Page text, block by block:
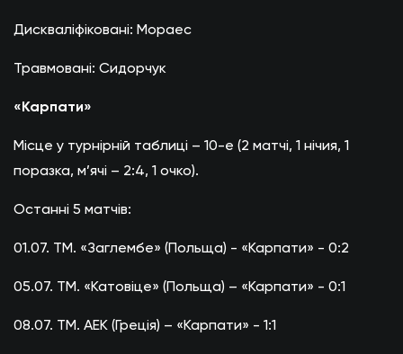
Дискваліфіковані: Мораес
Травмовані: Сидорчук
«Карпати»
Місце у турнірній таблиці – 10-е (2 матчі, 1 нічия, 1
поразка, м’ячі – 2:4, 1 очко).
Останні 5 матчів:
01.07. ТМ. «Заглембе» (Польща) - «Карпати» - 0:2
05.07. ТМ. «Катовіце» (Польща) – «Карпати» - 0:1
08.07. ТМ. АЕК (Греція) – «Карпати» - 1:1